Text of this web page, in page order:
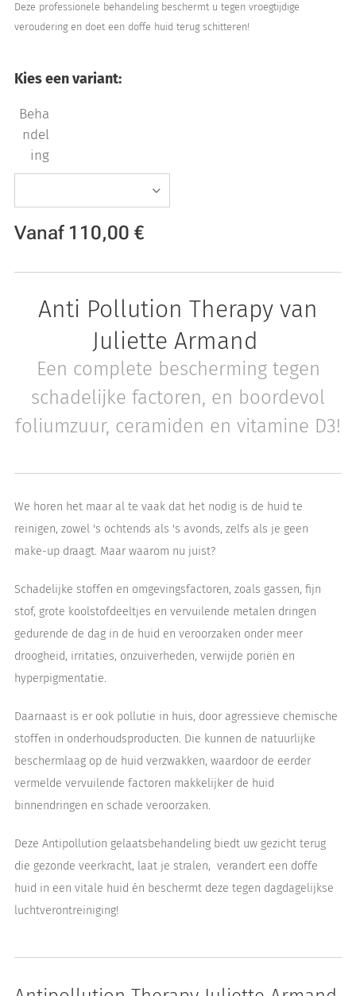
Deze professionele behandeling beschermt u tegen vroegtijdige
veroudering en doet een doffe huid terug schitteren!
Kies een variant:
Beha
ndel
ing
Vanaf 110,00 €
Anti Pollution Therapy van
Juliette Armand
Een complete bescherming tegen
schadelijke factoren, en boordevol
foliumzuur, ceramiden en vitamine D3!
We horen het maar al te vaak dat het nodig is de huid te
reinigen, zowel 's ochtends als 's avonds, zelfs als je geen
make-up draagt. Maar waarom nu juist?
Schadelijke stoffen en omgevingsfactoren, zoals gassen, fijn
stof, grote koolstofdeeltjes en vervuilende metalen dringen
gedurende de dag in de huid en veroorzaken onder meer
droogheid, irritaties, onzuiverheden, verwijde poriën en
hyperpigmentatie.
Daarnaast is er ook pollutie in huis, door agressieve chemische
stoffen in onderhoudsproducten. Die kunnen de natuurlijke
beschermlaag op de huid verzwakken, waardoor de eerder
vermelde vervuilende factoren makkelijker de huid
binnendringen en schade veroorzaken.
Deze Antipollution gelaatsbehandeling biedt uw gezicht terug
die gezonde veerkracht, laat je stralen, verandert een doffe
huid in een vitale huid én beschermt deze tegen dagdagelijkse
luchtverontreiniging!